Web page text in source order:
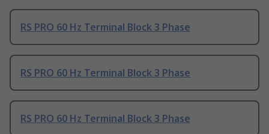
RS PRO 60 Hz Terminal Block 3 Phase
RS PRO 60 Hz Terminal Block 3 Phase
RS PRO 60 Hz Terminal Block 3 Phase